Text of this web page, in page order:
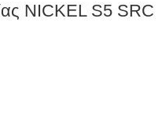
NICKEL S5 SRC